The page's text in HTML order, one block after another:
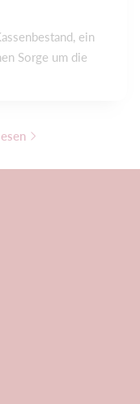
ein
Sorge um die